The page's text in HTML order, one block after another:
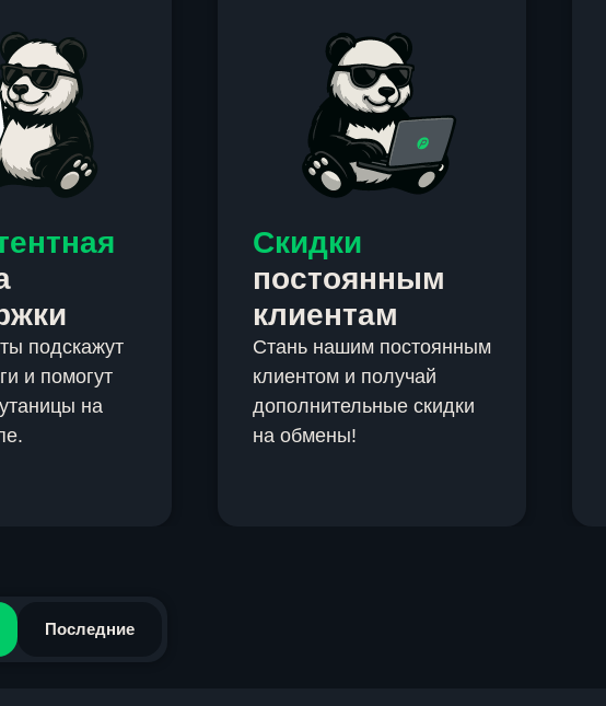
подскажут
и помогут
на
Скидки
постоянным
клиентам
Стань нашим постоянным
клиентом и получай
дополнительные скидки
на обмены!
Последние